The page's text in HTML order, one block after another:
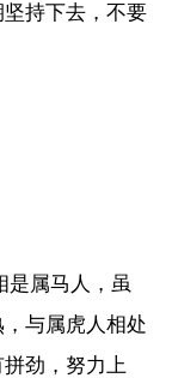
持下去，不要
是属马人，虽
与属虎人相处
劲，努力上